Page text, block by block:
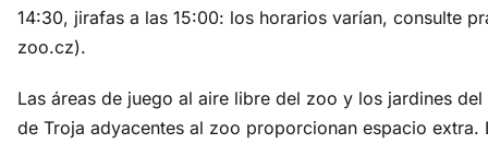
14:30, jirafas a las 15:00: los horarios varían, consulte
zoo.cz).
Las áreas de juego al aire libre del zoo y los jardines del
de Troja adyacentes al zoo proporcionan espacio extra.